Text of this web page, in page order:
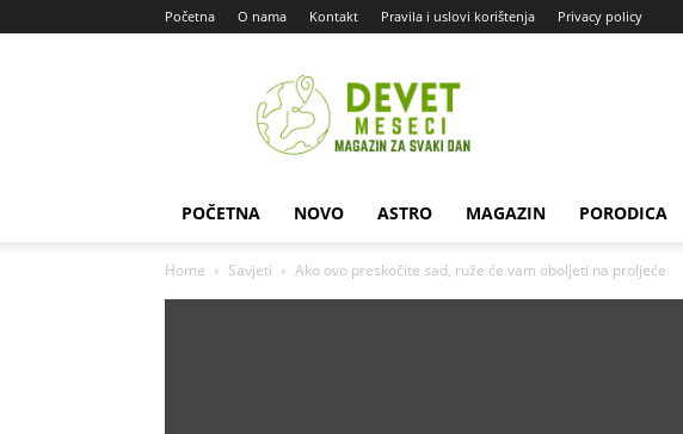
Početna O nama Kontakt Pravila i uslovi korištenja Privacy policy
Devet
Meseci
POČETNA NOVO ASTRO MAGAZIN PORODICA
Home Savjeti Ako ovo preskočite sad, ruže će vam oboljeti na proljeće